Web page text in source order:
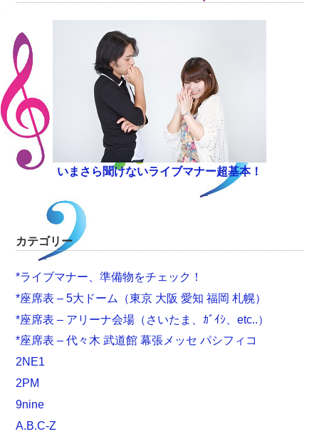
いまさら聞けないライブマナー超基本！
カテゴリー
*ライブマナー、準備物をチェック！
*座席表 – 5大ドーム（東京 大阪 愛知 福岡 札幌）
*座席表 – アリーナ会場（さいたま、ｶﾞｲｼ、etc..）
*座席表 – 代々木 武道館 幕張メッセ パシフィコ
2NE1
2PM
9nine
A.B.C-Z